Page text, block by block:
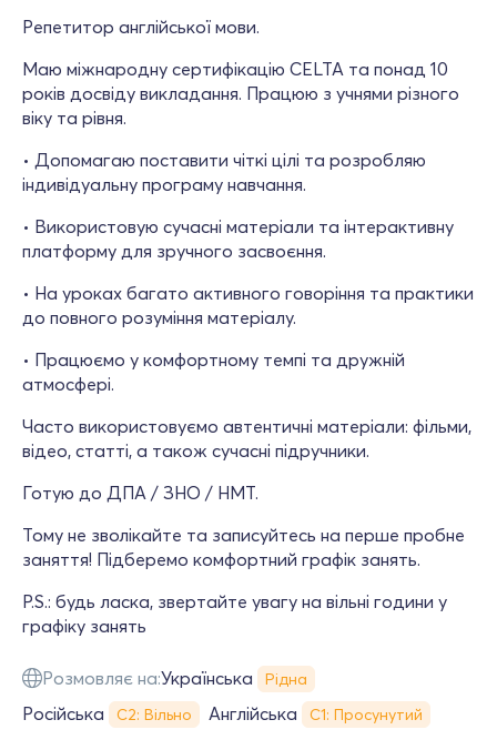
Репетитор англійської мови.
Маю міжнародну сертифікацію CELTA та понад 10
років досвіду викладання. Працюю з учнями різного
віку та рівня.
• Допомагаю поставити чіткі цілі та розробляю
індивідуальну програму навчання.
• Використовую сучасні матеріали та інтерактивну
платформу для зручного засвоєння.
• На уроках багато активного говоріння та практики
до повного розуміння матеріалу.
• Працюємо у комфортному темпі та дружній
атмосфері.
Часто використовуємо автентичні матеріали: фільми,
відео, статті, а також сучасні підручники.
Готую до ДПА / ЗНО / НМТ.
Тому не зволікайте та записуйтесь на перше пробне
заняття! Підберемо комфортний графік занять.
P.S.: будь ласка, звертайте увагу на вільні години у
графіку занять
Розмовляє на:Українська Рідна
Російська С2: Вільно Англійська С1: Просунутий